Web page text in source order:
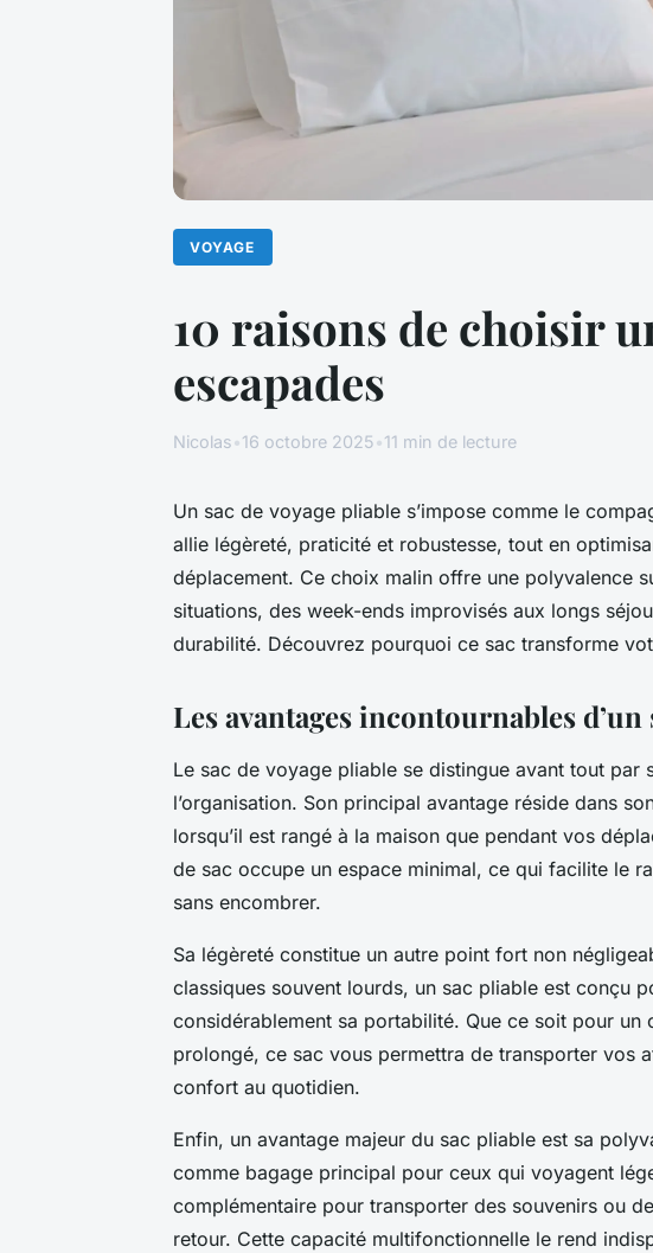
VOYAGE
10 raisons de choisir
escapades
Nicolas•16 octobre 2025•11 min de lecture
Un sac de voyage pliable s’impose comme le
allie légèreté, praticité et robustesse, tout en
déplacement. Ce choix malin offre une polyvalence
situations, des week-ends improvisés aux longs
durabilité. Découvrez pourquoi ce sac transforme
Les avantages incontournables d’un
Le sac de voyage pliable se distingue avant tout
l’organisation. Son principal avantage réside dans
lorsqu’il est rangé à la maison que pendant vos
de sac occupe un espace minimal, ce qui facilite le
sans encombrer.
Sa légèreté constitue un autre point fort non
classiques souvent lourds, un sac pliable est conçu
considérablement sa portabilité. Que ce soit pour
prolongé, ce sac vous permettra de transporter vos
confort au quotidien.
Enfin, un avantage majeur du sac pliable est sa
comme bagage principal pour ceux qui voyagent
complémentaire pour transporter des souvenirs ou
retour. Cette capacité multifonctionnelle le rend